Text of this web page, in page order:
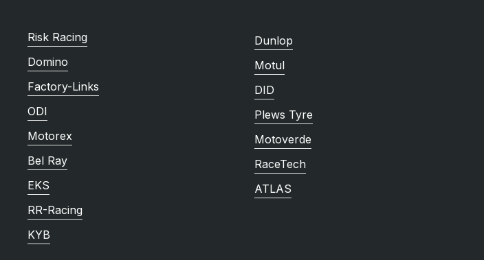
Risk Racing
Domino
Factory-Links
ODI
Motorex
Bel Ray
EKS
RR-Racing
KYB
Dunlop
Motul
DID
Plews Tyre
Motoverde
RaceTech
ATLAS